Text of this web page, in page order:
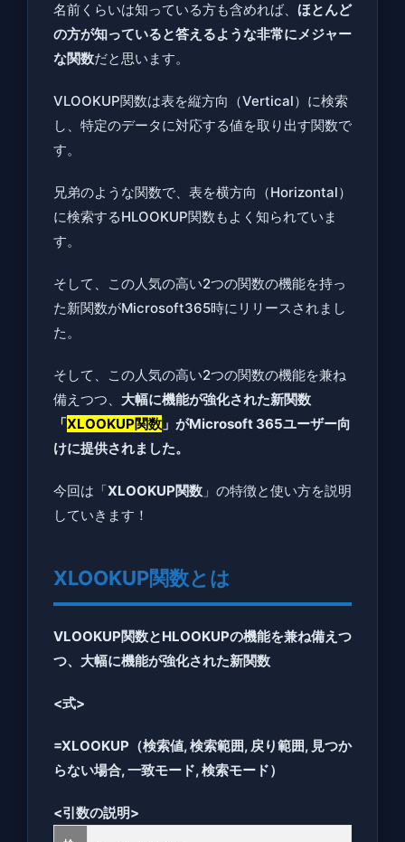
関数の使
い方
使用
例1｜
使用
例
例2｜
検索
にな
い例
3.3
例3｜
複数
計算
結果
ま
め
名前くらいは知っている方も含めれば、 ほとんど
の方が知っていると答えるような非常にメジャー
な関数だと思います。
VLOOKUP関数は表を縦方向（Vertical）に検索
し、特定のデータに対応する値を取り出す関数で
す。
兄弟のような関数で、表を横方向（Horizontal）
に検索するHLOOKUP関数もよく知られていま
す。
そして、この人気の高い2つの関数の機能を持っ
た新関数がMicrosoft365時にリリースされまし
た。
そして、この人気の高い2つの関数の機能を兼ね
備えつつ、 大幅に機能が強化された新関数
「XLOOKUP関数 」がMicrosoft 365ユーザー向
けに提供されました。
今回は「XLOOKUP関数 」の特徴と使い方を説明
していきます！
XLOOKUP関数とは
VLOOKUP関数とHLOOKUPの機能を兼ね備えつ
つ、大幅に機能が強化された新関数
<式>
=XLOOKUP（検索値, 検索範囲, 戻り範囲, 見つか
らない場合, 一致モード, 検索モード）
<引数の説明>